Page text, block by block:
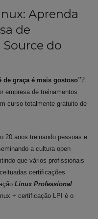
Aprenda
de
do
de graça é mais gostoso”?
empresa de treinamentos
curso totalmente gratuito de
20 anos treinando pessoas e
a cultura open
que vários profissionais
certificações
Linux Professional
+ certificação LPI é o